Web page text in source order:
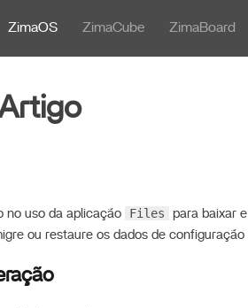
ZimaOS ZimaCube ZimaBoard
no uso da aplicação Files para baixar
ou restaure os dados de